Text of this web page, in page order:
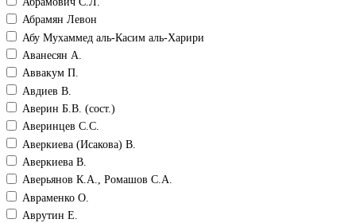
Абрамян Левон
Абу Мухаммед аль-Касим аль-Харири
Аванесян А.
Аввакум П.
Авдиев В.
Аверин Б.В. (сост.)
Аверинцев С.С.
Аверкиева (Исакова) В.
Аверкиева В.
Аверьянов К.А., Ромашов С.А.
Авраменко О.
Аврутин Е.